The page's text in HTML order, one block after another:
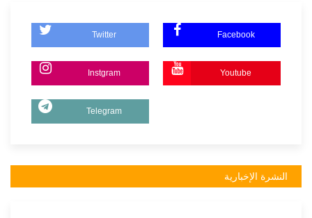
Twitter Facebook
Instgram Youtube
Telegram
النشرة الإخبارية